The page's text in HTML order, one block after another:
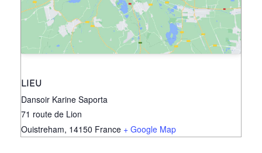
LIEU
Dansoir Karine Saporta
71 route de Lion
Ouistreham, 14150 France + Google Map